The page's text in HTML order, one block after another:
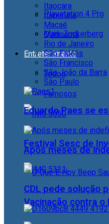
Playstation 4 Pro
Mark Zuckerberg
Entretenimento
Todos
Famosos
Festival Sesc de
Vacinação contra
Itaocara
Itaperuna
Macaé
Quissamã
Rio de Janeiro
São Fidélis
São Francisco
São João da Barra
São Paulo
Eduardo Paes se
Após meses de
CDL pede solução